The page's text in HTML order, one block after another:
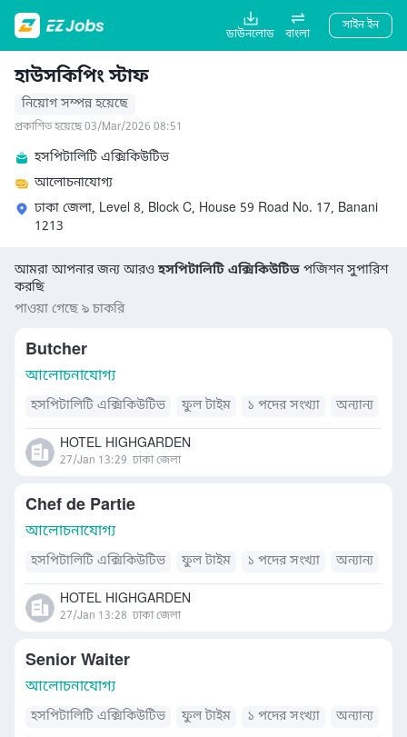
ডাউনলোড বাংলা
সাইন ইন
হাউসকিপিং স্টাফ
নিয়োগ সম্পন্ন হয়েছে
প্রকাশিত হয়েছে 03/Mar/2026 08:51
হসপিটালিটি এক্সিকিউটিভ
আলোচনাযোগ্য
ঢাকা জেলা, Level 8, Block C, House 59 Road No. 17, Banani
1213
আমরা আপনার জন্য আরওহসপিটালিটি এক্সিকিউটিভ পজিশন সুপারিশ
করছি
পাওয়া গেছে ৯ চাকরি
Butcher
আলোচনাযোগ্য
হসপিটালিটি এক্সিকিউটিভ ফুল টাইম ১ পদের সংখ্যা অন্যান্য
HOTEL HIGHGARDEN
27/Jan 13:29 ঢাকা জেলা
Chef de Partie
আলোচনাযোগ্য
হসপিটালিটি এক্সিকিউটিভ ফুল টাইম ১ পদের সংখ্যা অন্যান্য
HOTEL HIGHGARDEN
27/Jan 13:28 ঢাকা জেলা
Senior Waiter
আলোচনাযোগ্য
হসপিটালিটি এক্সিকিউটিভ ফুল টাইম ১ পদের সংখ্যা অন্যান্য